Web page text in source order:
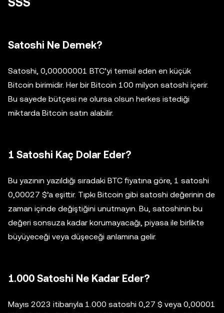
Satoshi Ne Demek?
Satoshi, 0,00000001 BTC’yi temsil eden en küçük
Bitcoin birimidir. Her bir Bitcoin 100 milyon satoshi içerir.
Bu sayede bütçesi ne olursa olsun herkes istediği
miktarda Bitcoin satın alabilir.
1 Satoshi Kaç Dolar Eder?
Bu yazının yazıldığı sıradaki BTC fiyatına göre, 1 satoshi
0,00027 $’a eşittir. Tıpkı Bitcoin gibi satoshi değerinin de
zaman içinde değiştiğini unutmayın. Bu, satoshinin bu
değeri sonsuza kadar korumayacağı, piyasa ile birlikte
büyüyeceği veya düşeceği anlamına gelir.
1.000 Satoshi Ne Kadar Eder?
Mayıs 2023 itibarıyla 1.000 satoshi 0,27 $ veya 0,00001